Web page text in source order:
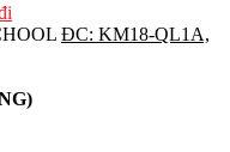
ĐC: KM18-QL1A,